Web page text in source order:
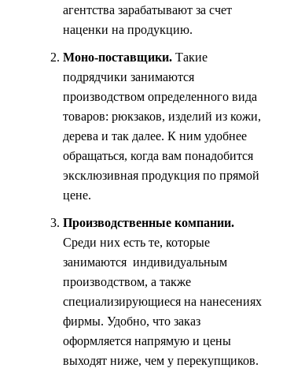
агентства зарабатывают за счет
наценки на продукцию.
Моно-поставщики. Такие
подрядчики занимаются
производством определенного вида
товаров: рюкзаков, изделий из кожи,
дерева и так далее. К ним удобнее
обращаться, когда вам понадобится
эксклюзивная продукция по прямой
цене.
Производственные компании.
Среди них есть те, которые
занимаются индивидуальным
производством, а также
специализирующиеся на нанесениях
фирмы. Удобно, что заказ
оформляется напрямую и цены
выходят ниже, чем у перекупщиков.